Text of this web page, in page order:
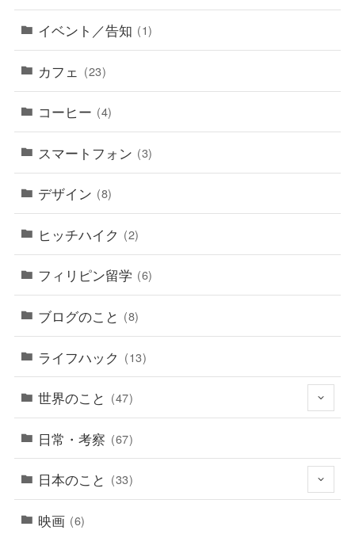
イベント／告知 (1)
カフェ (23)
コーヒー (4)
スマートフォン (3)
デザイン (8)
ヒッチハイク (2)
フィリピン留学 (6)
ブログのこと (8)
ライフハック (13)
世界のこと (47)
日常・考察 (67)
日本のこと (33)
映画 (6)